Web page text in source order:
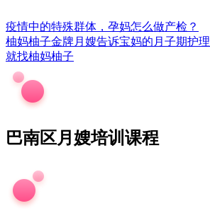
疫情中的特殊群体，孕妈怎么做产检？
柚妈柚子金牌月嫂告诉宝妈的月子期护
就找柚妈柚子
巴南区月嫂培训课程